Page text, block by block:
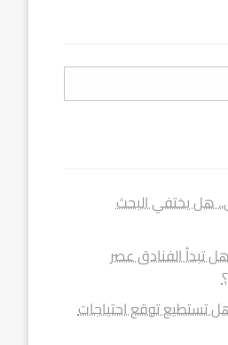
هل يختفي البحث
تبدأ الفنادق عصر
تستطيع توقع احتياجات